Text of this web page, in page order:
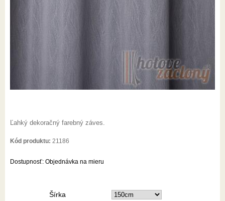
Ľahký dekoračný farebný záves.
Kód produktu: 21186
Dostupnosť: Objednávka na mieru
Šírka